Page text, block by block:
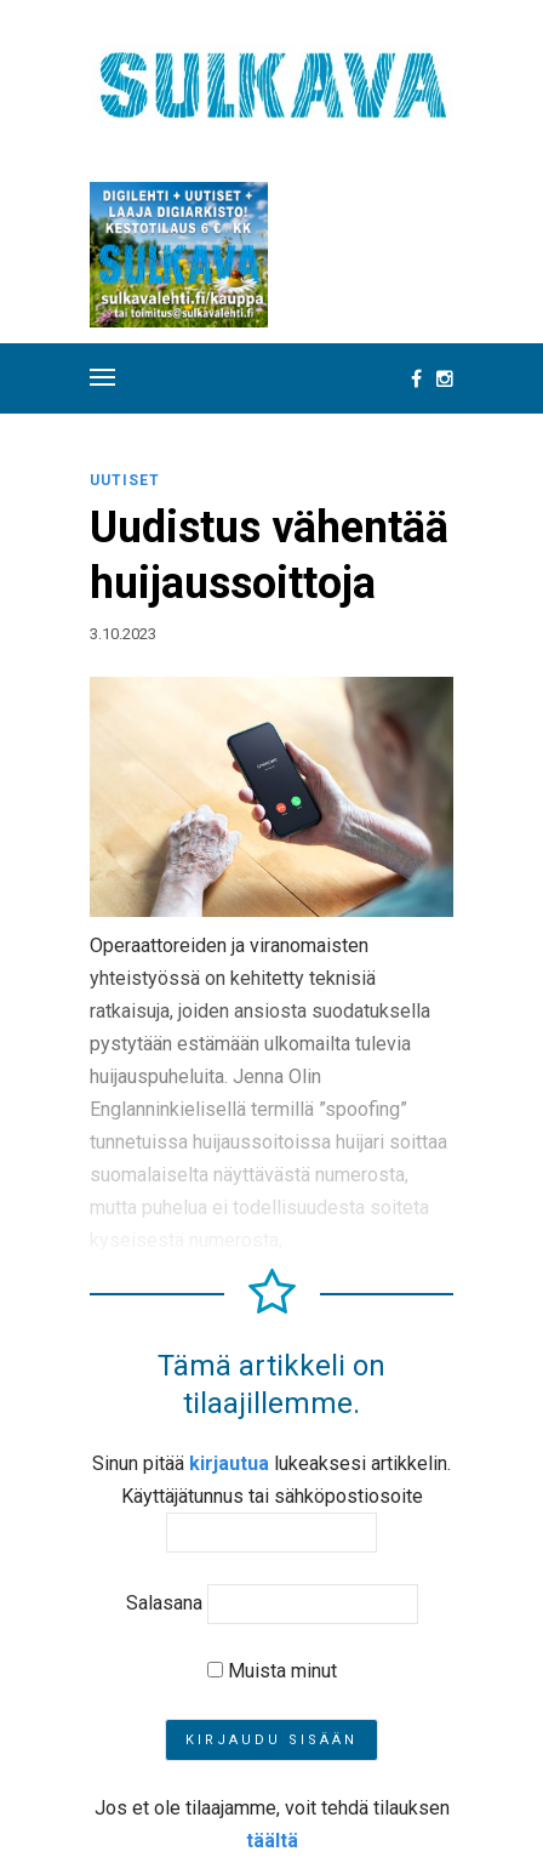
UUTISET
Uudistus vähentää
huijaussoittoja
3.10.2023
Operaattoreiden ja viranomaisten
yhteistyössä on kehitetty teknisiä
ratkaisuja, joiden ansiosta suodatuksella
pystytään estämään ulkomailta tulevia
huijauspuheluita. Jenna Olin
Englanninkielisellä termillä ”spoofing”
tunnetuissa huijaussoitoissa huijari soittaa
suomalaiselta näyttävästä numerosta,
mutta puhelua ei todellisuudesta soiteta
Tämä artikkeli on
tilaajillemme.
Sinun pitää kirjautua lukeaksesi artikkelin.
Käyttäjätunnus tai sähköpostiosoite
Salasana
Muista minut
Jos et ole tilaajamme, voit tehdä tilauksen
täältä